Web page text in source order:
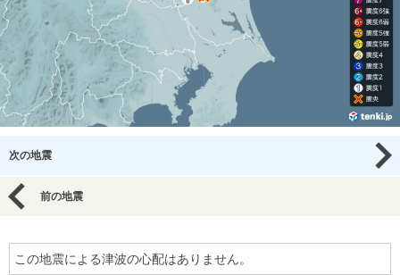
次の地震
前の地震
この地震による津波の心配はありません。